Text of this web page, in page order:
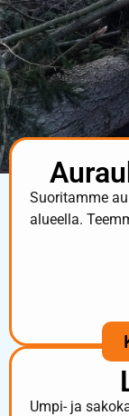
Suoritamme
alueella.
Umpi- ja